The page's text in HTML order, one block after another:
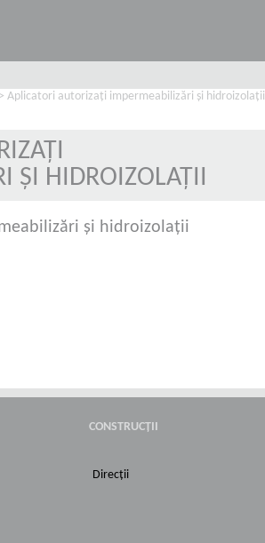
> Aplicatori autorizaţi impermeabilizări şi hidroizolaţii
ŞI HIDROIZOLAŢII
şi hidroizolaţii
CONSTRUCȚII
Direcții